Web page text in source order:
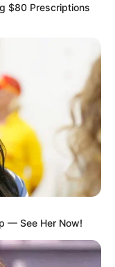
$80 Prescriptions
— See Her Now!